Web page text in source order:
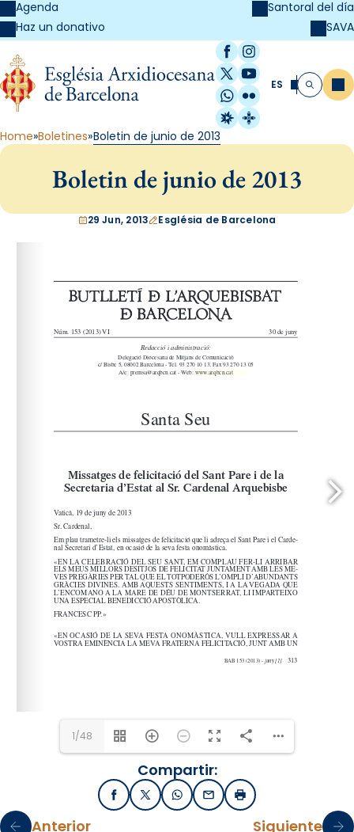
Agenda
Haz un donativo
Santoral del día
SAVA
Facebook
Instagram
X / Twitter
YouTube
WhatsApp
Flickr
Radio Estel
Catalunya
ES Buscar
Home Boletines Boletin de junio de 2013
Boletin de junio de 2013
29 Jun, 2013 Església de Barcelona
arqbcn.cat - Web: www.arqbcn.cat
1/48
Compartir:
FacebookX / TwitterWhatsApp
EmailImprimir
Anterior Siguiente